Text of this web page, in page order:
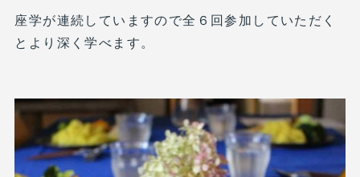
座学が連続していますので全６回参加していただく
とより深く学べます。